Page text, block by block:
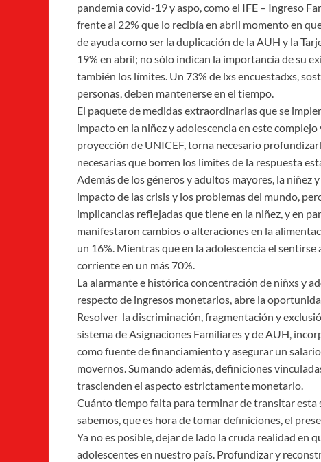
pandemia covid-19 y aspo, como el IFE – Ingreso
frente al 22% que lo recibía en abril momento en
de ayuda como ser la duplicación de la AUH y la
19% en abril; no sólo indican la importancia de su
también los límites. Un 73% de lxs encuestadxs,
personas, deben mantenerse en el tiempo.
El paquete de medidas extraordinarias que se
impacto en la niñez y adolescencia en este
proyección de UNICEF, torna necesario
necesarias que borren los límites de la respuesta
Además de los géneros y adultos mayores, la niñez
impacto de las crisis y los problemas del mundo,
implicancias reflejadas que tiene en la niñez, y en
manifestaron cambios o alteraciones en la
un 16%. Mientras que en la adolescencia el
corriente en un más 70%.
La alarmante e histórica concentración de niñxs y
respecto de ingresos monetarios, abre la
Resolver la discriminación, fragmentación y
sistema de Asignaciones Familiares y de AUH,
como fuente de financiamiento y asegurar un
movernos. Sumando además, definiciones
trascienden el aspecto estrictamente monetario.
Cuánto tiempo falta para terminar de transitar esta
sabemos, que es hora de tomar definiciones, el
Ya no es posible, dejar de lado la cruda realidad en
adolescentes en nuestro país. Profundizar y